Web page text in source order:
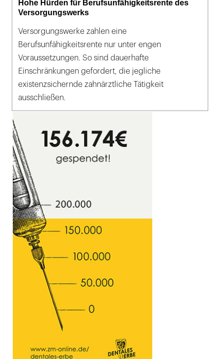
Hohe Hürden für Berufsunfähigkeitsrente des
Versorgungswerks
Versorgungswerke zahlen eine
Berufsunfähigkeitsrente nur unter engen
Voraussetzungen. So sind dauerhafte
Einschränkungen gefordert, die jegliche
existenzsichernde zahnärztliche Tätigkeit
ausschließen.